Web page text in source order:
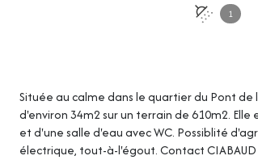
1
Située au calme dans le quartier du Pont de
d'environ 34m2 sur un terrain de 610m2.
et d'une salle d'eau avec WC. Possiblité
électrique, tout-à-l'égout. Contact CIABAUD